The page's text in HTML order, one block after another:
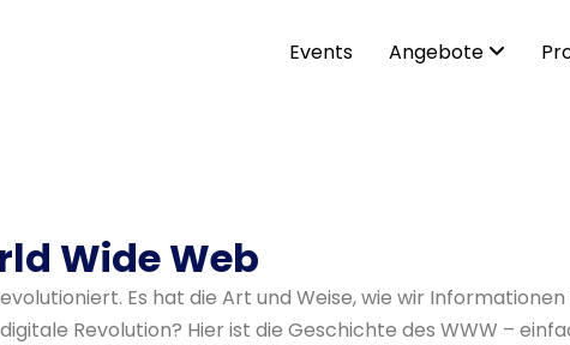
Events Angebote
Wide Web
Es hat die Art und Weise, wie wir
Revolution? Hier ist die Geschichte des WWW –